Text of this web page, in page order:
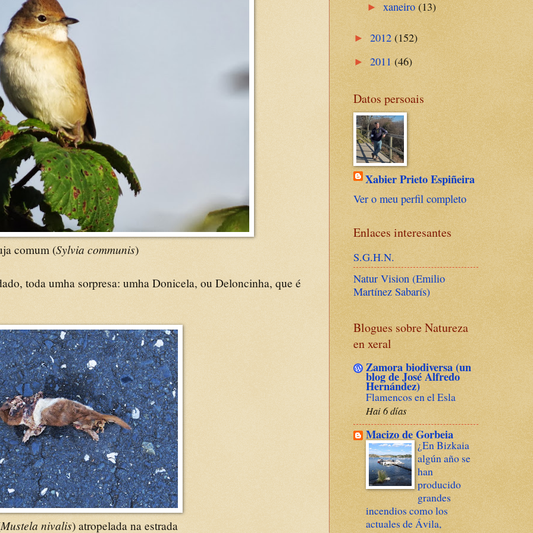
comum (Sylvia communis)
toda umha sorpresa: umha Donicela, ou Deloncinha, que é
Mustela nivalis) atropelada na estrada
►xaneiro(13)
►2012(152)
►2011(46)
Datos persoais
Xabier Prieto Espiñeira
Ver o meu perfil completo
Enlaces interesantes
S.G.H.N.
Natur Vision (Emilio
Martínez Sabarís)
Blogues sobre Natureza
en xeral
Zamora biodiversa (un
blog de José Alfredo
Hernández)
Flamencos en el Esla
Hai 6 días
Macizo de Gorbeia
¿En Bizkaia
algún año se
han
producido
grandes
incendios como los
actuales de Ávila,